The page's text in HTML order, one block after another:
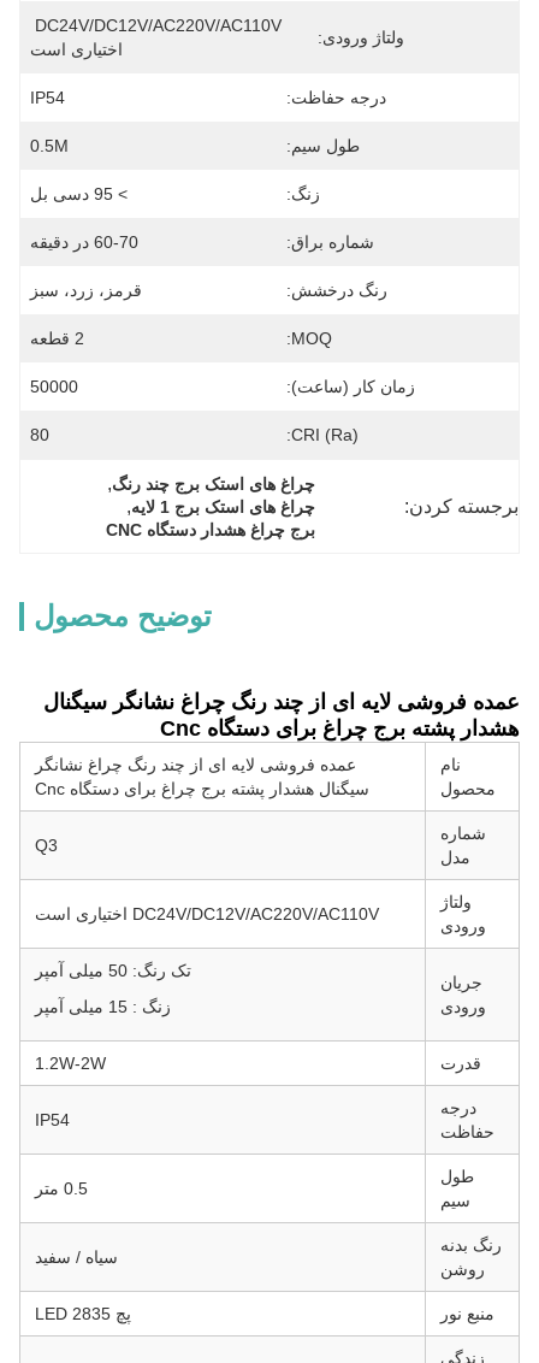
ولتاژ ورودی:
اختیاری است
درجه حفاظت: IP54
طول سیم: 0.5M
زنگ: > 95 دسی بل
شماره براق: 60-70 در دقیقه
رنگ درخشش: قرمز، زرد، سبز
MOQ: 2 قطعه
زمان کار (ساعت): 50000
CRI (Ra):
80
برجسته کردن:
چراغ های استک برج چند رنگ,
چراغ های استک برج 1 لایه ,
برج چراغ هشدار دستگاه CNC
توضیح محصول
عمده فروشی لایه ای از چند رنگ چراغ نشانگر سیگنال
هشدار پشته برج چراغ برای دستگاه Cnc
نام
محصول
عمده فروشی لایه ای از چند رنگ چراغ نشانگر
سیگنال هشدار پشته برج چراغ برای دستگاه Cnc
شماره
مدل
Q3
ولتاژ
ورودی
DC24V/DC12V/AC220V/AC110V اختیاری است
جریان
ورودی
تک رنگ: 50 میلی آمپر
زنگ : 15 میلی آمپر
قدرت 1.2W-2W
درجه
حفاظت
IP54
طول
سیم
0.5 متر
رنگ بدنه
روشن
سیاه / سفید
منبع نور پچ 2835 LED
زندگی